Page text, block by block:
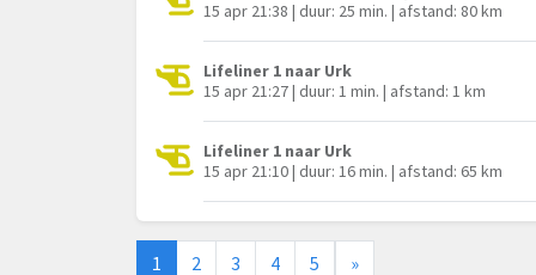
15 apr 21:38 | duur: 25 min. | afstand: 80 km
Lifeliner 1 naar Urk
15 apr 21:27 | duur: 1 min. | afstand: 1 km
Lifeliner 1 naar Urk
15 apr 21:10 | duur: 16 min. | afstand: 65 km
1 2 3 4 5 »